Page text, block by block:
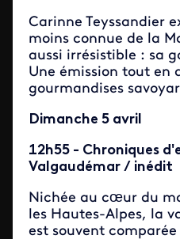
Carinne Teyssandier
moins connue de la
aussi irrésistible : sa
Une émission tout en
gourmandises
Dimanche 5 avril
12h55 - Chroniques
Valgaudémar / inédit
Nichée au cœur du
les Hautes-Alpes, la
est souvent